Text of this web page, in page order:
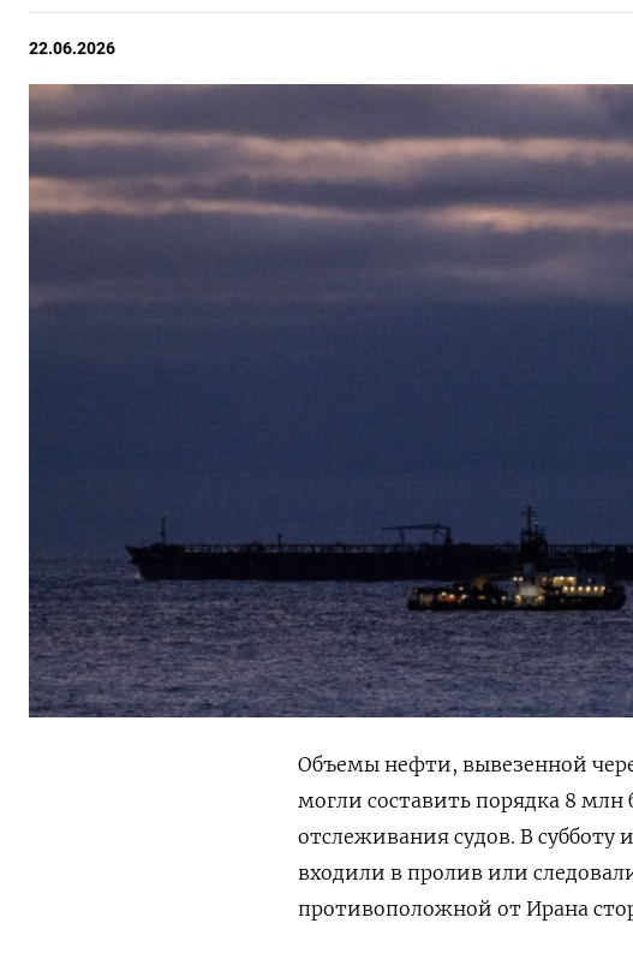
22.06.2026
Объемы нефти, вывезенной
могли составить порядка 8 млн
отслеживания судов. В субботу
входили в пролив или
противоположной от Ирана